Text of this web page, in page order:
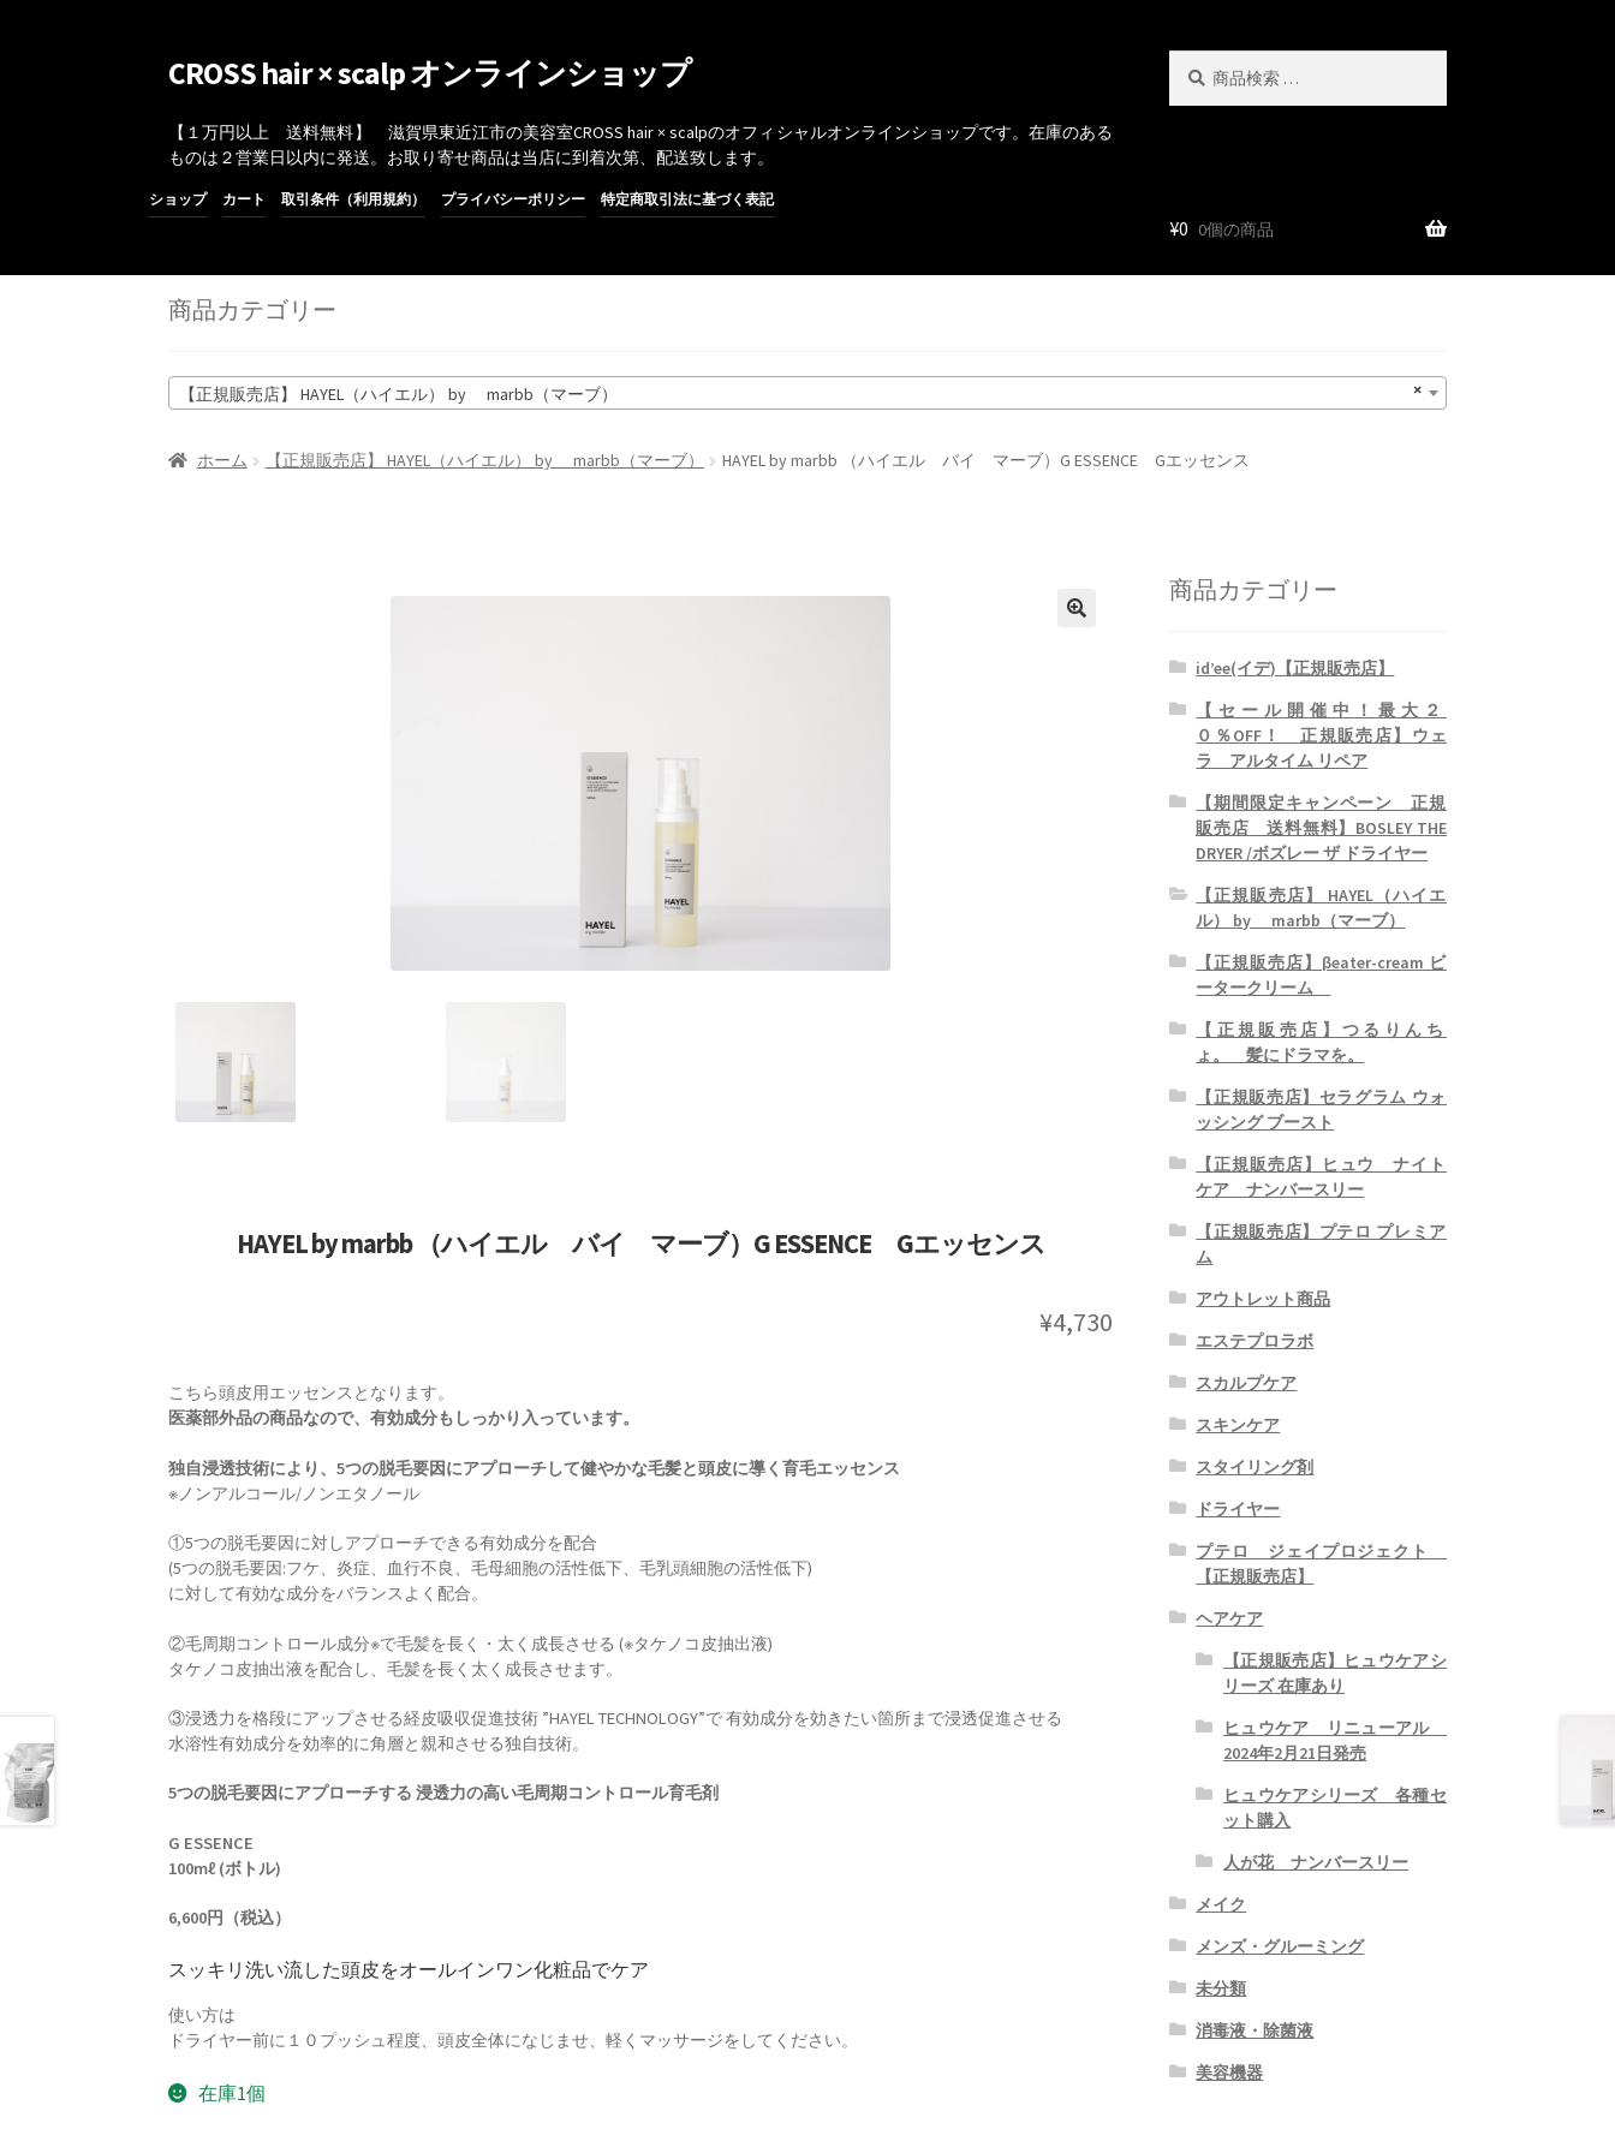
ナ
ビ
ゲ
ー
ョ
ス
キ
プ
コ
ン
テ
ン
へ
ッ
プ
CROSS hair × scalp オンラインショップ
【１万円以上 送料無料】 滋賀県東近江市の美容室CROSS hair × scalpのオフィシャルオンラインショップです。在庫のある
ものは２営業日以内に発送。お取り寄せ商品は当店に到着次第、配送致します。
対
ショップ カート 取引条件（利用規約） プライバシーポリシー 特定商取引法に基づく表記
¥0 0個の商品
商品カテゴリー
×
【正規販売店】 HAYEL（ハイエル） by marbb（マーブ）
ホーム 【正規販売店】 HAYEL（ハイエル） by marbb（マーブ） HAYEL by marbb （ハイエル バイ マーブ）G ESSENCE Gエッセンス
HAYEL by marbb （ハイエル バイ マーブ）G ESSENCE Gエッセンス
¥4,730
こちら頭皮用エッセンスとなります。
医薬部外品の商品なので、有効成分もしっかり入っています。
独自浸透技術により、5つの脱毛要因にアプローチして健やかな毛髪と頭皮に導く育毛エッセンス
※ノンアルコール/ノンエタノール
①5つの脱毛要因に対しアプローチできる有効成分を配合
(5つの脱毛要因:フケ、炎症、血行不良、毛母細胞の活性低下、毛乳頭細胞の活性低下)
に対して有効な成分をバランスよく配合。
②毛周期コントロール成分※で毛髪を長く・太く成長させる (※タケノコ皮抽出液)
タケノコ皮抽出液を配合し、毛髪を長く太く成長させます。
③浸透力を格段にアップさせる経皮吸収促進技術 ”HAYEL TECHNOLOGY”で 有効成分を効きたい箇所まで浸透促進させる
水溶性有効成分を効率的に角層と親和させる独自技術。
5つの脱毛要因にアプローチする 浸透力の高い毛周期コントロール育毛剤
G ESSENCE
100mℓ (ボトル)
6,600円（税込）
スッキリ洗い流した頭皮をオールインワン化粧品でケア
使い方は
ドライヤー前に１０プッシュ程度、頭皮全体になじませ、軽くマッサージをしてください。
在庫1個
商品カテゴリー
id’ee(イデ)【正規販売店】
【セール開催中！最大２
０％OFF！ 正規販売店】ウェ
ラ アルタイム リペア
【期間限定キャンペーン 正規
販売店 送料無料】BOSLEY THE
DRYER /ボズレー ザ ドライヤー
【正規販売店】 HAYEL（ハイエ
ル） by marbb（マーブ）
【正規販売店】βeater-cream ビ
ータークリーム
【正規販売店】つるりんち
ょ。 髪にドラマを。
【正規販売店】セラグラム ウォ
ッシング ブースト
【正規販売店】ヒュウ ナイト
ケア ナンバースリー
【正規販売店】プテロ プレミア
ム
アウトレット商品
エステプロラボ
スカルプケア
スキンケア
スタイリング剤
ドライヤー
プテロ ジェイプロジェクト
【正規販売店】
ヘアケア
【正規販売店】ヒュウケアシ
リーズ 在庫あり
ヒュウケア リニューアル
2024年2月21日発売
ヒュウケアシリーズ 各種セ
ット購入
人が花 ナンバースリー
メイク
メンズ・グルーミング
未分類
消毒液・除菌液
美容機器